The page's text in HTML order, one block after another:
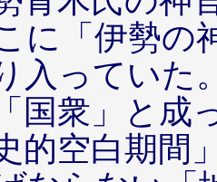
に「伊勢の
入っていた
国衆」と成
的空白期間